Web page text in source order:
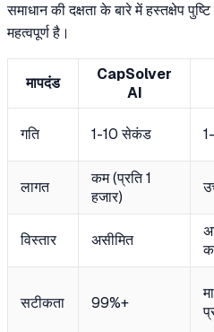
समाधान की दक्षता के बारे में हस्तक्षेप
महत्वपूर्ण है।
मापदंड
CapSolver
AI
गति 1-10 सेकंड
लागत
कम (प्रति 1
हजार)
विस्तार असीमित
सटीकता 99%+